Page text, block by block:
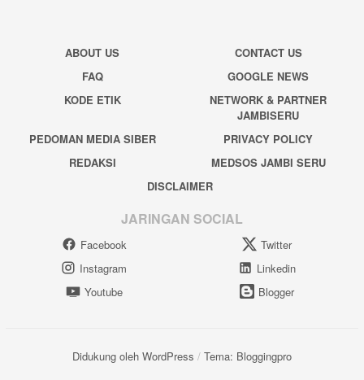
ABOUT US
CONTACT US
FAQ
GOOGLE NEWS
KODE ETIK
NETWORK & PARTNER
JAMBISERU
PEDOMAN MEDIA SIBER
PRIVACY POLICY
REDAKSI
MEDSOS JAMBI SERU
DISCLAIMER
JARINGAN SOCIAL
Facebook
Twitter
Instagram
Linkedin
Youtube
Blogger
Didukung oleh WordPress / Tema: Bloggingpro